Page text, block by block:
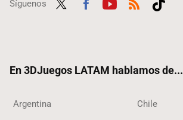
Síguenos
En 3DJuegos LATAM hablamos de...
Argentina Chile